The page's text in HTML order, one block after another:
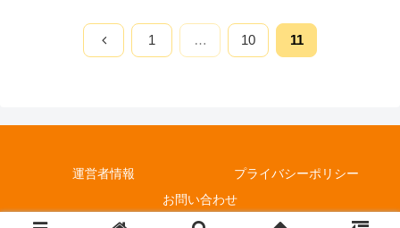
前へ 1 … 10 11
運営者情報
プライバシーポリシー
お問い合わせ